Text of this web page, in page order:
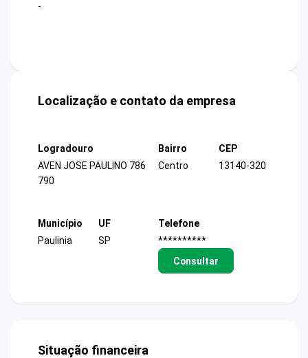
-
Localização e contato da empresa
Logradouro
AVEN JOSE PAULINO 786
790
Bairro
Centro
CEP
13140-320
Município
Paulinia
UF
SP
Telefone
**********
Consultar
Situação financeira